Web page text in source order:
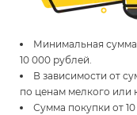
Минимальная сумма
10 000 рублей.
В зависимости от
по ценам мелкого или
Сумма покупки от